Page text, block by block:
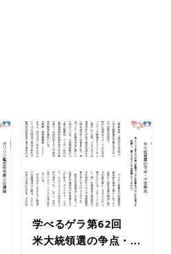
学べるゲラ第62回
米大統領選の争点・...